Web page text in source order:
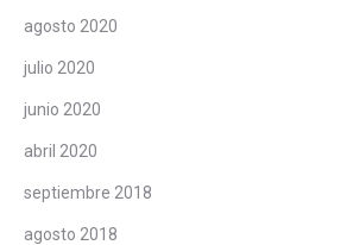
agosto 2020
julio 2020
junio 2020
abril 2020
septiembre 2018
agosto 2018